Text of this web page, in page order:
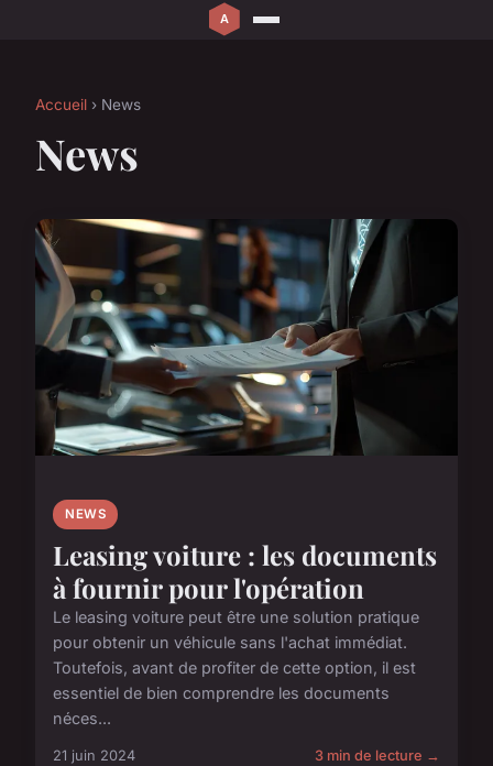
Accueil › News
News
NEWS
Leasing voiture : les documents
à fournir pour l'opération
Le leasing voiture peut être une solution pratique
pour obtenir un véhicule sans l'achat immédiat.
Toutefois, avant de profiter de cette option, il est
essentiel de bien comprendre les documents
néces...
21 juin 2024 3 min de lecture →